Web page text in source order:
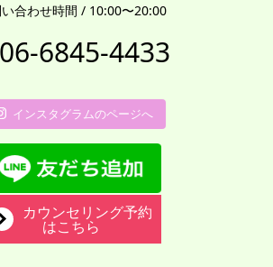
合わせ時間 / 10:00〜20:00
06-6845-4433
インスタグラムのページへ
カウンセリング予約
はこちら